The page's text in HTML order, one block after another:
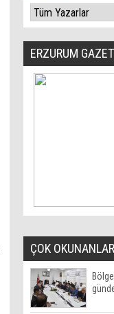
ERZURUM
ÇOK OKUNANLAR